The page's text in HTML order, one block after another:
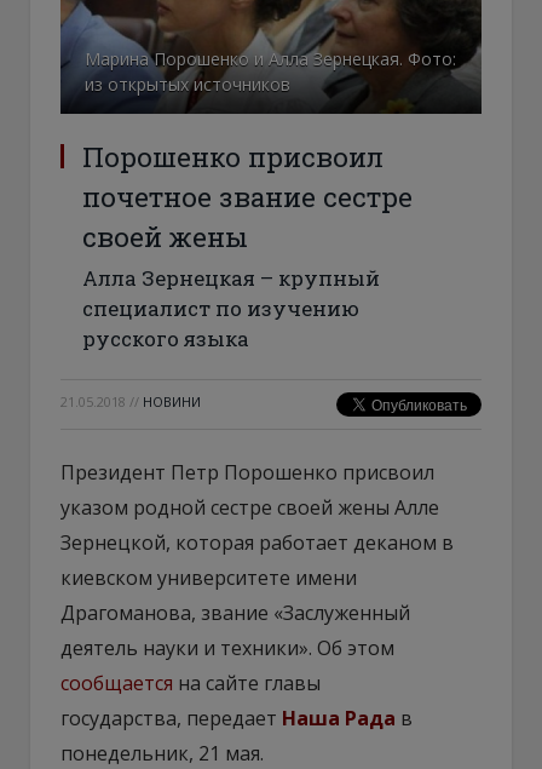
Марина Порошенко и Алла Зернецкая. Фото:
из открытых источников
Порошенко присвоил
почетное звание сестре
своей жены
Алла Зернецкая – крупный
специалист по изучению
русского языка
21.05.2018 // НОВИНИ
Президент Петр Порошенко присвоил
указом родной сестре своей жены Алле
Зернецкой, которая работает деканом в
киевском университете имени
Драгоманова, звание «Заслуженный
деятель науки и техники». Об этом
сообщается на сайте главы
государства, передает Наша Рада в
понедельник, 21 мая.